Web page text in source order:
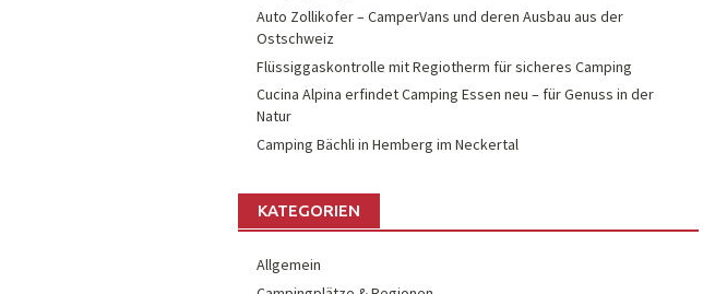
Auto Zollikofer – CamperVans und deren Ausbau aus der
Ostschweiz
Flüssiggaskontrolle mit Regiotherm für sicheres Camping
Cucina Alpina erfindet Camping Essen neu – für Genuss in der
Natur
Camping Bächli in Hemberg im Neckertal
KATEGORIEN
Allgemein